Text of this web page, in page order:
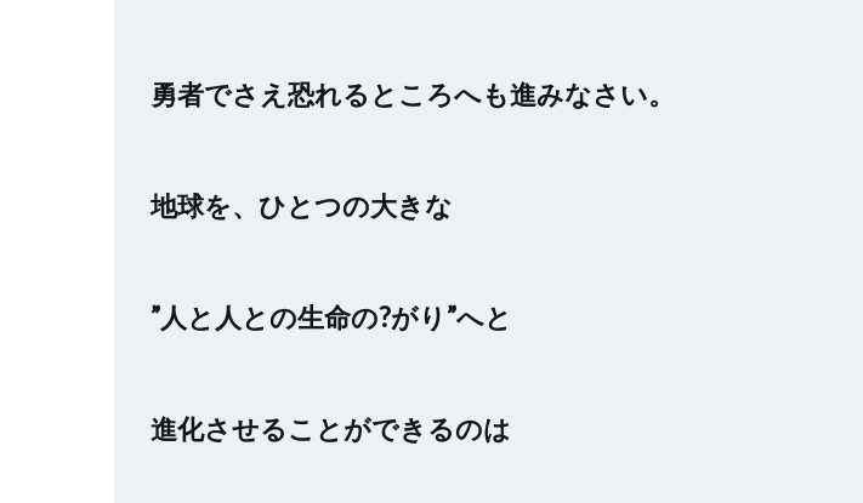
勇者でさえ恐れるところへも進みなさい。
地球を、ひとつの大きな
”人と人との生命の?がり”へと
進化させることができるのは